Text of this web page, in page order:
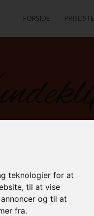
teknologier for at
til at vise
og til at
fra.
FORSIDE PRISLISTE